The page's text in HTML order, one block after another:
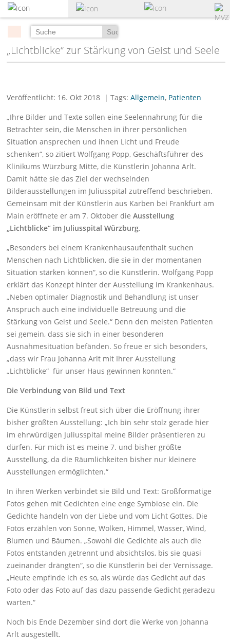
zum
Hauptinhalt
Suchen
„Lichtblicke“ zur Stärkung von Geist und Seele
Veröffentlicht: 16. Okt 2018 | Tags:Allgemein, Patienten
„Ihre Bilder und Texte sollen eine Seelennahrung für die
Betrachter sein, die Menschen in ihrer persönlichen
Situation ansprechen und ihnen Licht und Freude
schenken“, so zitiert Wolfgang Popp, Geschäftsführer des
Klinikums Würzburg Mitte, die Künstlerin Johanna Arlt.
Damit hätte sie das Ziel der wechselnden
Bilderausstellungen im Juliusspital zutreffend beschrieben.
Gemeinsam mit der Künstlerin aus Karben bei Frankfurt am
Main eröffnete er am 7. Oktober dieAusstellung
„Lichtblicke“ im Juliusspital Würzburg.
„Besonders bei einem Krankenhausaufenthalt suchen
Menschen nach Lichtblicken, die sie in der momentanen
Situation stärken können“, so die Künstlerin. Wolfgang Popp
erklärt das Konzept hinter der Ausstellung im Krankenhaus.
„Neben optimaler Diagnostik und Behandlung ist unser
Anspruch auch eine individuelle Betreuung und die
Stärkung von Geist und Seele.“ Denn den meisten Patienten
sei gemein, dass sie sich in einer besonderen
Ausnahmesituation befänden. So freue er sich besonders,
„dass wir Frau Johanna Arlt mit Ihrer Ausstellung
„Lichtblicke“ für unser Haus gewinnen konnten.“
Die Verbindung von Bild und Text
Die Künstlerin selbst freut sich über die Eröffnung ihrer
bisher größten Ausstellung: „Ich bin sehr stolz gerade hier
im ehrwürdigen Juliusspital meine Bilder präsentieren zu
dürfen. Für mich ist es meine 7. und bisher größte
Ausstellung, da die Räumlichkeiten bisher nur kleinere
Ausstellungen ermöglichten.“
In ihren Werken verbindet sie Bild und Text: Großformatige
Fotos gehen mit Gedichten eine enge Symbiose ein. Die
Gedichte handeln von der Liebe und vom Licht Gottes. Die
Fotos erzählen von Sonne, Wolken, Himmel, Wasser, Wind,
Blumen und Bäumen. „Sowohl die Gedichte als auch die
Fotos entstanden getrennt und absichtslos, bis sie quasi
zueinander drängten“, so die Künstlerin bei der Vernissage.
„Heute empfinde ich es so, als würde das Gedicht auf das
Foto oder das Foto auf das dazu passende Gedicht geradezu
warten.“
Noch bis Ende Dezember sind dort die Werke von Johanna
Arlt ausgestellt.